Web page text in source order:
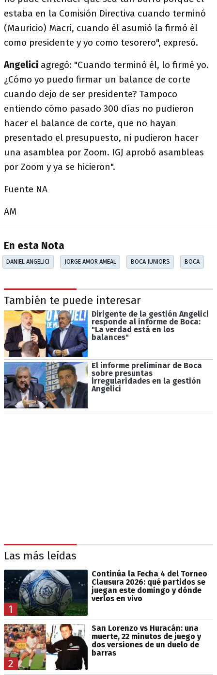
estaba en la Comisión Directiva cuando terminó
(Mauricio) Macri, cuando él asumió la firmó él
como presidente y yo como tesorero", expresó.
Angelici agregó: "Cuando terminó él, lo firmé yo.
¿Cómo yo puedo firmar un balance de corte
cuando dejo de ser presidente? Tampoco
entiendo cómo pasado 300 días no pudieron
hacer el balance de corte, que no hayan
presentado el presupuesto, ni pudieron hacer
una asamblea por Zoom. IGJ aprobó asambleas
por Zoom y ya se hicieron".
Fuente NA
AM
En esta Nota
DANIEL ANGELICI JORGE AMOR AMEAL BOCA JUNIORS BOCA
También te puede interesar
Dirigente de la gestión Angelici
responde al informe de Boca:
"La verdad está en los
balances"
El informe preliminar de Boca
sobre presuntas
irregularidades en la gestión
Angelici
Las más leídas
1
Continúa la Fecha 4 del Torneo
Clausura 2026: qué partidos se
juegan este domingo y dónde
verlos en vivo
2
San Lorenzo vs Huracán: una
muerte, 22 minutos de juego y
dos versiones de un duelo de
barras